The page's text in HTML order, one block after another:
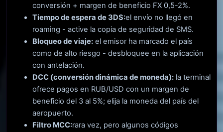
conversión + margen de beneficio FX 0,5-2%.
Tiempo de espera de 3DS:el envío no llegó en
roaming - active la copia de seguridad de SMS.
Bloqueo de viaje: el emisor ha marcado el país
como de alto riesgo - desbloquee en la aplicación
con antelación.
DCC (conversión dinámica de moneda): la terminal
ofrece pagos en RUB/USD con un margen de
beneficio del 3 al 5%; elija la moneda del país del
aeropuerto.
Filtro MCC:rara vez, pero algunos códigos